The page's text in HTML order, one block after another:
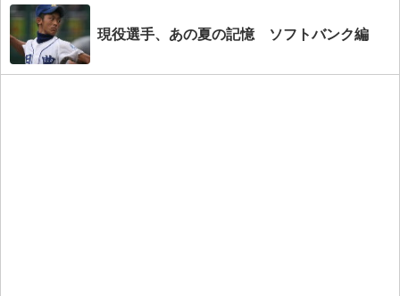
現役選手、あの夏の記憶 ソフトバンク編